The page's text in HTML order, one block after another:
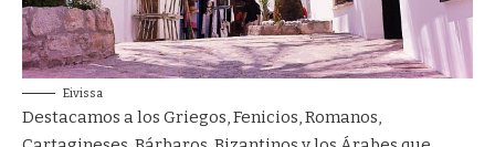
Eivissa
Destacamos a los Griegos, Fenicios, Romanos,